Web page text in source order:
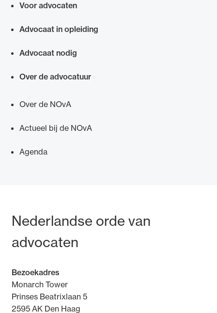
Voor advocaten
Advocaat in opleiding
Advocaat nodig
Over de advocatuur
Over de NOvA
Actueel bij de NOvA
Agenda
Bezoek- en postadres
Nederlandse orde van
advocaten
Bezoekadres
Monarch Tower
Prinses Beatrixlaan 5
2595 AK Den Haag